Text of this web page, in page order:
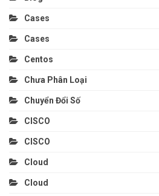
Cases
Cases
Centos
Chưa Phân Loại
Chuyển Đổi Số
CISCO
CISCO
Cloud
Cloud